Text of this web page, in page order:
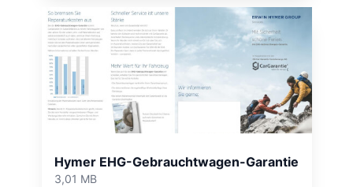
Hymer EHG-Gebrauchtwagen-Garantie
3,01 MB